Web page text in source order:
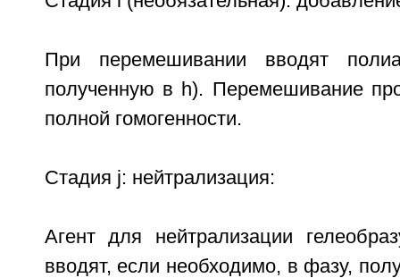
При перемешивании вводят
полученную в h). Перемешивание
полной гомогенности.
Стадия j: нейтрализация:
Агент для нейтрализации
вводят, если необходимо, в фазу,